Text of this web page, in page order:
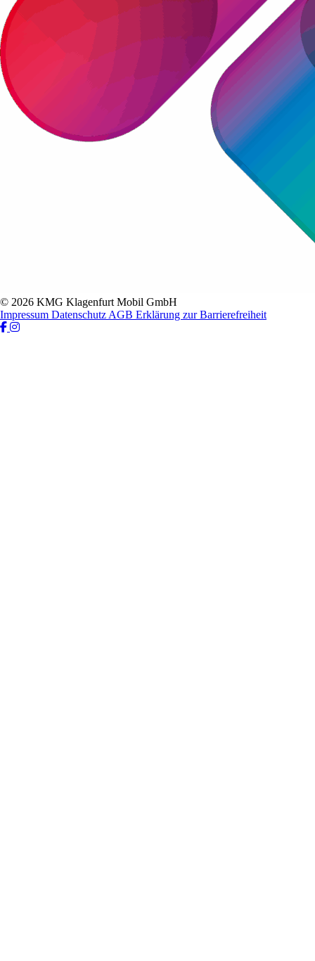
© 2026 KMG Klagenfurt Mobil GmbH
Impressum Datenschutz AGB Erklärung zur Barrierefreiheit